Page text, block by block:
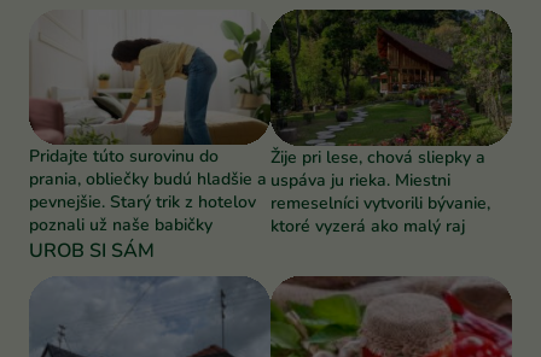
Pridajte túto surovinu do
prania, obliečky budú hladšie a
pevnejšie. Starý trik z hotelov
poznali už naše babičky
Žije pri lese, chová sliepky a
uspáva ju rieka. Miestni
remeselníci vytvorili bývanie,
ktoré vyzerá ako malý raj
UROB SI SÁM